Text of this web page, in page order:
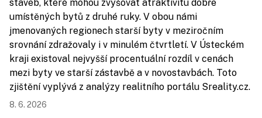
staveb, které mohou zvyšovat atraktivitu dobře
umístěných bytů z druhé ruky. V obou námi
jmenovaných regionech starší byty v meziročním
srovnání zdražovaly i v minulém čtvrtletí. V Ústeckém
kraji existoval nejvyšší procentuální rozdíl v cenách
mezi byty ve starší zástavbě a v novostavbách. Toto
zjištění vyplývá z analýzy realitního portálu Sreality.cz.
8. 6. 2026